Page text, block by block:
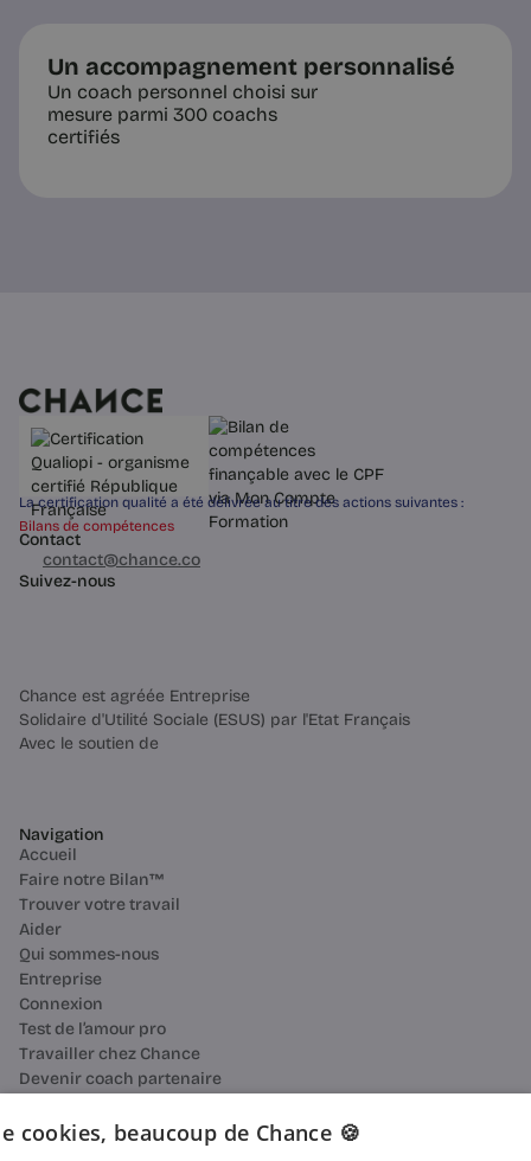
Un accompagnement personnalisé
Un coach personnel choisi sur
mesure parmi 300 coachs
certifiés
La certification qualité a été délivrée au titre des actions suivantes :
Bilans de compétences
Contact
03 60 84 01 14
contact@chance.co
Suivez-nous
Chance est agréée Entreprise
Solidaire d'Utilité Sociale (ESUS) par l'Etat Français
Avec le soutien de
Navigation
Accueil
Faire notre Bilan™
Trouver votre travail
Aider
Qui sommes-nous
Entreprise
Connexion
Test de l’amour pro
Travailler chez Chance
Devenir coach partenaire
Ressources
Bilan de compétences
Reconversion professionnelle
cookies, beaucoup de Chance 🍪